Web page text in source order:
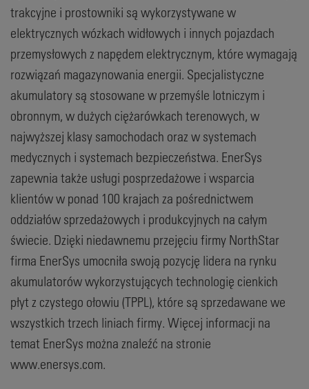
trakcyjne i prostowniki są wykorzystywane w
elektrycznych wózkach widłowych i innych pojazdach
przemysłowych z napędem elektrycznym, które wymagają
rozwiązań magazynowania energii. Specjalistyczne
akumulatory są stosowane w przemyśle lotniczym i
obronnym, w dużych ciężarówkach terenowych, w
najwyższej klasy samochodach oraz w systemach
medycznych i systemach bezpieczeństwa. EnerSys
zapewnia także usługi posprzedażowe i wsparcia
klientów w ponad 100 krajach za pośrednictwem
oddziałów sprzedażowych i produkcyjnych na całym
świecie. Dzięki niedawnemu przejęciu firmy NorthStar
firma EnerSys umocniła swoją pozycję lidera na rynku
akumulatorów wykorzystujących technologię cienkich
płyt z czystego ołowiu (TPPL), które są sprzedawane we
wszystkich trzech liniach firmy. Więcej informacji na
temat EnerSys można znaleźć na stronie
www.enersys.com.